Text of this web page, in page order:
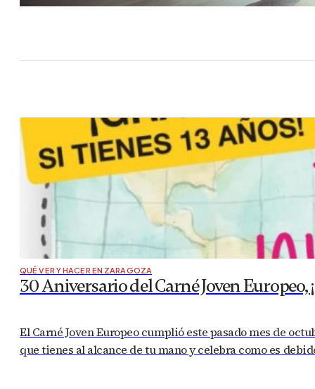
QUÉ VER Y HACER EN ZARAGOZA
30 Aniversario del Carné Joven Europeo,
El Carné Joven Europeo cumplió este pasado mes de
que tienes al alcance de tu mano y celebra como es